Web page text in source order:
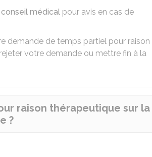
conseil médical pour avis en cas de
demande de temps partiel pour raison
votre demande ou mettre fin à la
raison thérapeutique sur la
?